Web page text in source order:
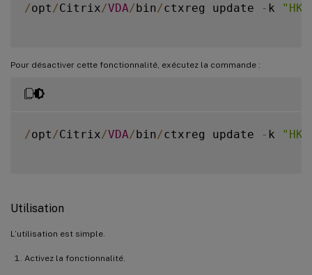
/opt /Citrix/VDA/bin/ctxreg update - k
Pour désactiver cette fonctionnalité, exécutez la commande :
/opt /Citrix/VDA/bin/ctxreg update - k
Utilisation
L’utilisation est simple.
Activez la fonctionnalité.